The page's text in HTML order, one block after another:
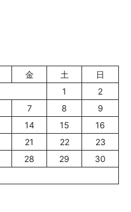
金 土
日
1
2
7 8
9
14 15
16
21 22
23
28 29
30